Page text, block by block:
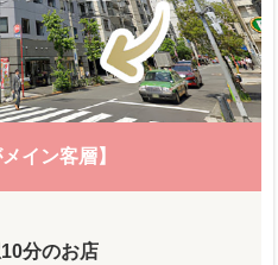
イン客層】
分のお店